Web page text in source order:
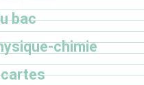
bac
chimie